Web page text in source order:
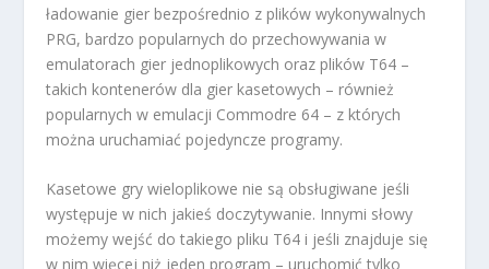
ładowanie gier bezpośrednio z plików wykonywalnych
PRG, bardzo popularnych do przechowywania w
emulatorach gier jednoplikowych oraz plików T64 –
takich kontenerów dla gier kasetowych – również
popularnych w emulacji Commodre 64 – z których
można uruchamiać pojedyncze programy.
Kasetowe gry wieloplikowe nie są obsługiwane jeśli
występuje w nich jakieś doczytywanie. Innymi słowy
możemy wejść do takiego pliku T64 i jeśli znajduje się
w nim więcej niż jeden program – uruchomić tylko